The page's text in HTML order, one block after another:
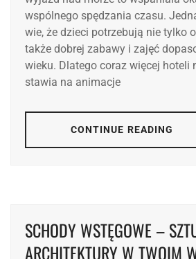
wspólnego spędzania czasu.
wie, że dzieci potrzebują nie tylko
także dobrej zabawy i zajęć
wieku. Dlatego coraz więcej hoteli
stawia na animacje
CONTINUE READING
SCHODY WSTĘGOWE –
ARCHITEKTURY W TWOIM